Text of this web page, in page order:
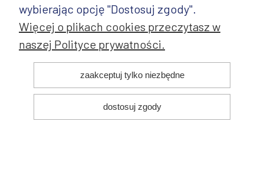
wybierając opcję "Dostosuj zgody".
Więcej o plikach cookies przeczytasz w
naszej Polityce prywatności.
zaakceptuj tylko niezbędne
dostosuj zgody